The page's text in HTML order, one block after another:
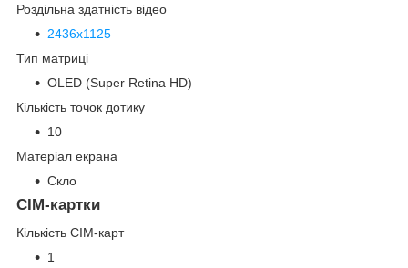
Роздільна здатність відео
2436х1125
Тип матриці
OLED (Super Retina HD)
Кількість точок дотику
10
Матеріал екрана
Скло
СІМ-картки
Кількість СІМ-карт
1